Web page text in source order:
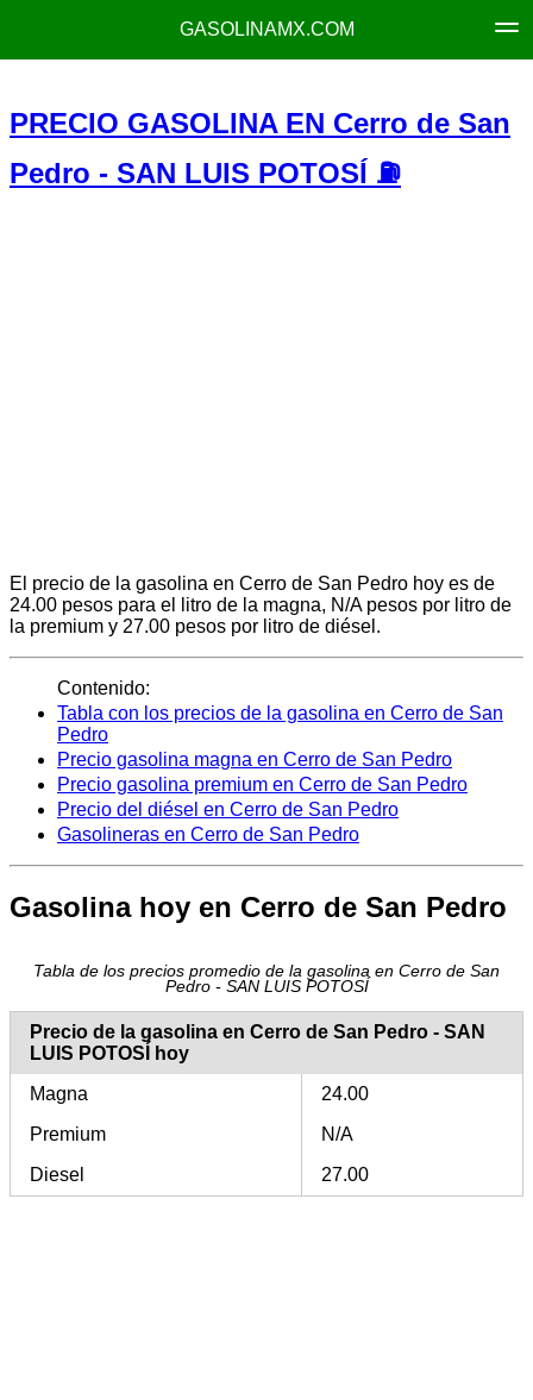
GASOLINAMX.COM
PRECIO GASOLINA EN Cerro de San
Pedro - SAN LUIS POTOSÍ ⛽
El precio de la gasolina en Cerro de San Pedro hoy es de
24.00 pesos para el litro de la magna, N/A pesos por litro de
la premium y 27.00 pesos por litro de diésel.
Contenido:
Tabla con los precios de la gasolina en Cerro de San
Pedro
Precio gasolina magna en Cerro de San Pedro
Precio gasolina premium en Cerro de San Pedro
Precio del diésel en Cerro de San Pedro
Gasolineras en Cerro de San Pedro
Gasolina hoy en Cerro de San Pedro
Tabla de los precios promedio de la gasolina en Cerro de San
Pedro - SAN LUIS POTOSÍ
Precio de la gasolina en Cerro de San Pedro - SAN
LUIS POTOSÍ hoy
Magna
24.00
Premium
N/A
Diesel
27.00